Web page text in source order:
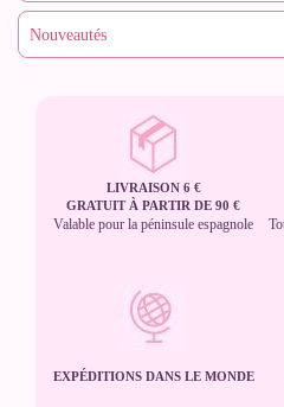
LIVRAISON 6 €
GRATUIT À PARTIR DE 90 €
Valable pour la péninsule espagnole
EXPÉDITIONS DANS LE MONDE